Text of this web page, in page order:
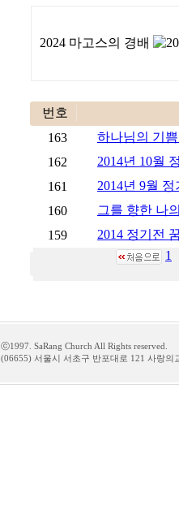
2024 마고스의 경배
번호
163
하나님의 기
162
2014년 10월
161
2014년 9월
160
그를 향한 나
159
2014 정기전
1
ⓒ1997. SaRang Church All Rights reserved.
(06655) 서울시 서초구 반포대로 121 사랑